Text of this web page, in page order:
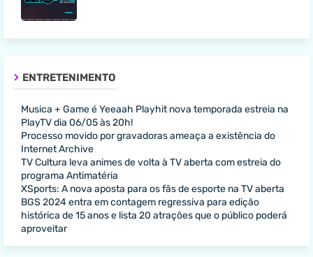
ENTRETENIMENTO
Musica + Game é Yeeaah Playhit nova temporada estreia na
PlayTV dia 06/05 às 20h!
Processo movido por gravadoras ameaça a existência do
Internet Archive
TV Cultura leva animes de volta à TV aberta com estreia do
programa Antimatéria
XSports: A nova aposta para os fãs de esporte na TV aberta
BGS 2024 entra em contagem regressiva para edição
histórica de 15 anos e lista 20 atrações que o público poderá
aproveitar